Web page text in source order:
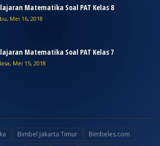
Matematika Soal PAT Kelas 8
Mei 16, 2018
Matematika Soal PAT Kelas 7
Mei 15, 2018
Bimbel Jakarta Timur
Bimbeles.com